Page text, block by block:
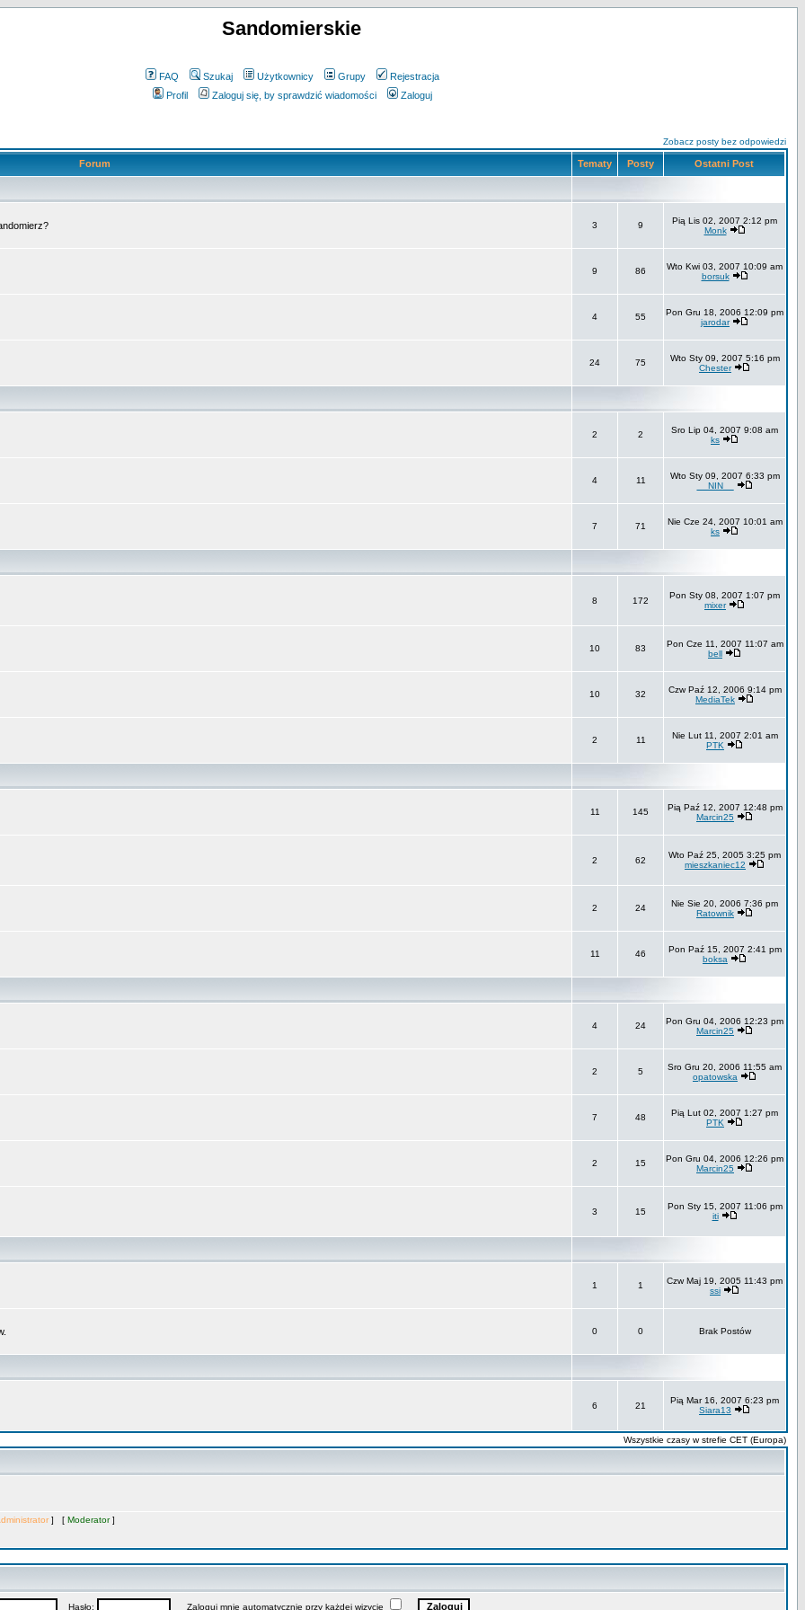
Sandomierskie
FAQ Szukaj Użytkownicy Grupy
Rejestracja
Profil
Zaloguj się, by sprawdzić wiadomości Zaloguj
Zobacz posty bez odpowiedzi
Forum Tematy Posty Ostatni Post
3 9
Pią Lis 02, 2007 2:12 pm
Monk
9 86
Wto Kwi 03, 2007 10:09 am
borsuk
4 55
Pon Gru 18, 2006 12:09 pm
jarodar
24 75
Wto Sty 09, 2007 5:16 pm
Chester
2 2
Sro Lip 04, 2007 9:08 am
ks
4 11
Wto Sty 09, 2007 6:33 pm
__NIN__
7 71
Nie Cze 24, 2007 10:01 am
ks
8 172
Pon Sty 08, 2007 1:07 pm
mixer
10 83
Pon Cze 11, 2007 11:07 am
bell
10 32
Czw Paź 12, 2006 9:14 pm
MediaTek
2 11
Nie Lut 11, 2007 2:01 am
PTK
11 145
Pią Paź 12, 2007 12:48 pm
Marcin25
2 62
Wto Paź 25, 2005 3:25 pm
mieszkaniec12
2 24
Nie Sie 20, 2006 7:36 pm
Ratownik
11 46
Pon Paź 15, 2007 2:41 pm
boksa
4 24
Pon Gru 04, 2006 12:23 pm
Marcin25
2 5
Sro Gru 20, 2006 11:55 am
opatowska
7 48
Pią Lut 02, 2007 1:27 pm
PTK
2 15
Pon Gru 04, 2006 12:26 pm
Marcin25
3 15
Pon Sty 15, 2007 11:06 pm
iti
1 1
Czw Maj 19, 2005 11:43 pm
ssi
0 0 Brak Postów
6 21
Pią Mar 16, 2007 6:23 pm
Siara13
Wszystkie czasy w strefie CET (Europa)
] [ Moderator]
Hasło: Zaloguj mnie automatycznie przy każdej wizycie